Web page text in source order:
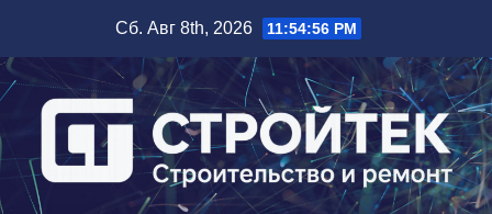
содержимому
Сб. Авг 8th, 2026 11:54:57 PM